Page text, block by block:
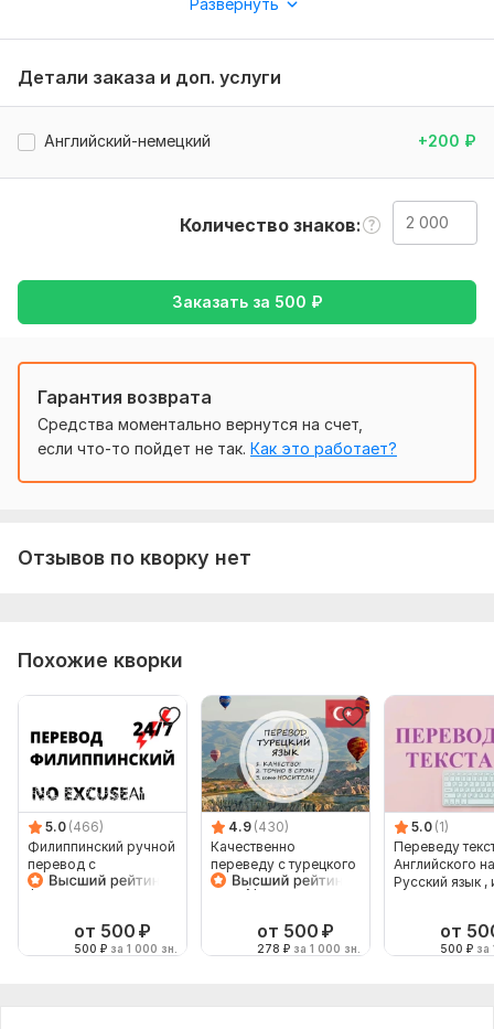
Текстовый файл, желательно Word или PDF. Также
необходимо указать тему перевода и необходимые для
Юридическая
Язык перевода:
с Русского на Английский
Детали заказа и доп. услуги
Английский-немецкий +200 ₽
Количество знаков
Заказать за 500 ₽
Гарантия возврата
Средства моментально вернутся на счет,
если что-то пойдет не так. Как это работает?
Отзывов по кворку нет
Похожие кворки
5.0 (466)
Филиппинский ручной
перевод с
филиппинского на
от 500 ₽
500 ₽ за 1 000 зн.
4.9 (430)
Качественно
переведу с турецкого
и на турецкий
от 500 ₽
278 ₽ за 1 000 зн.
5.0 (1)
Переведу
Английского на
Русский язык ,
от
500 ₽ за